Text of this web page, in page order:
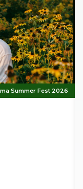
Summer Fest 2026